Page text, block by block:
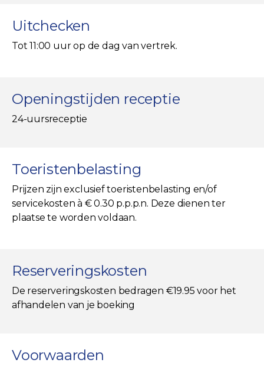
Uitchecken
Tot 11:00 uur op de dag van vertrek.
Openingstijden receptie
24-uursreceptie
Toeristenbelasting
Prijzen zijn exclusief toeristenbelasting en/of
servicekosten à € 0.30 p.p.p.n. Deze dienen ter
plaatse te worden voldaan.
Reserveringskosten
De reserveringskosten bedragen €19.95 voor het
afhandelen van je boeking
Voorwaarden